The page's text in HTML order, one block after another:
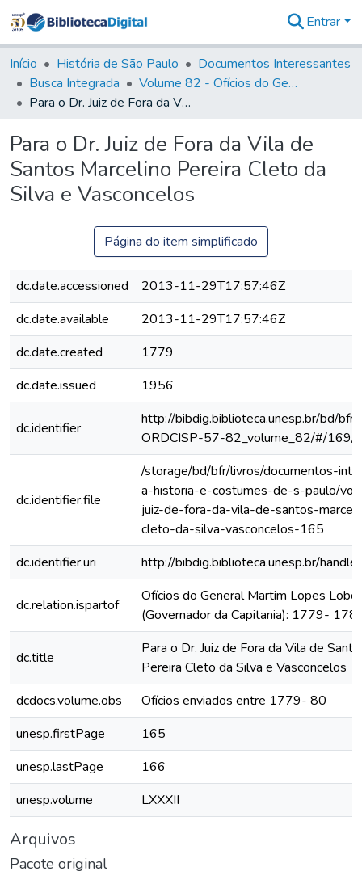
&
Coleções
Tudo na
Biblioteca
Estatísticas
Entrar
Início História de São Paulo
Documentos Interessantes
Busca Integrada
Volume 82 - Ofícios do General Martim Lopes Lobo de Saldanha (Governador da Capitania): 1779- 1780
Para o Dr. Juiz de Fora da Vila de Santos Marcelino Pereira Cleto da Silva e Vasconcelos
Para o Dr. Juiz de Fora da Vila de
Santos Marcelino Pereira Cleto da
Silva e Vasconcelos
Página do item simplificado
dc.date.accessioned
2013-11-29T17:57:46Z
dc.date.available
2013-11-29T17:57:46Z
dc.date.created
1779
dc.date.issued
1956
dc.identifier
http://bibdig.biblioteca.unesp.br/bd/
ORDCISP-57-82_volume_82/#/169/
dc.identifier.file
/storage/bd/bfr/livros/documentos-
a-historia-e-costumes-de-s-paulo/
juiz-de-fora-da-vila-de-santos-
cleto-da-silva-vasconcelos-165
dc.identifier.uri
http://bibdig.biblioteca.unesp.br/
dc.relation.ispartof
Ofícios do General Martim Lopes Lobo
(Governador da Capitania): 1779-
dc.title
Para o Dr. Juiz de Fora da Vila de
Pereira Cleto da Silva e Vasconcelos
dcdocs.volume.obs
Ofícios enviados entre 1779- 80
unesp.firstPage
165
unesp.lastPage
166
unesp.volume
LXXXII
Arquivos
Pacote original